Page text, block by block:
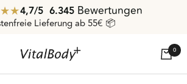
4,7/ 5 6.345 Bewertungen
Lieferung ab 55€ 📦
VitalBodyPLUS.de 0